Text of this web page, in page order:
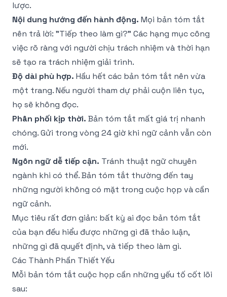
lược.
Nội dung hướng đến hành động. Mọi bản tóm tắt
nên trả lời: "Tiếp theo làm gì?" Các hạng mục công
việc rõ ràng với người chịu trách nhiệm và thời hạn
sẽ tạo ra trách nhiệm giải trình.
Độ dài phù hợp. Hầu hết các bản tóm tắt nên vừa
một trang. Nếu người tham dự phải cuộn liên tục,
họ sẽ không đọc.
Phân phối kịp thời. Bản tóm tắt mất giá trị nhanh
chóng. Gửi trong vòng 24 giờ khi ngữ cảnh vẫn còn
mới.
Ngôn ngữ dễ tiếp cận. Tránh thuật ngữ chuyên
ngành khi có thể. Bản tóm tắt thường đến tay
những người không có mặt trong cuộc họp và cần
ngữ cảnh.
Mục tiêu rất đơn giản: bất kỳ ai đọc bản tóm tắt
của bạn đều hiểu được những gì đã thảo luận,
những gì đã quyết định, và tiếp theo làm gì.
Các Thành Phần Thiết Yếu
Mỗi bản tóm tắt cuộc họp cần những yếu tố cốt lõi
sau: